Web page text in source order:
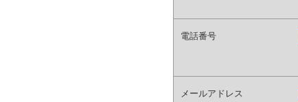
電話番号
メールアドレス